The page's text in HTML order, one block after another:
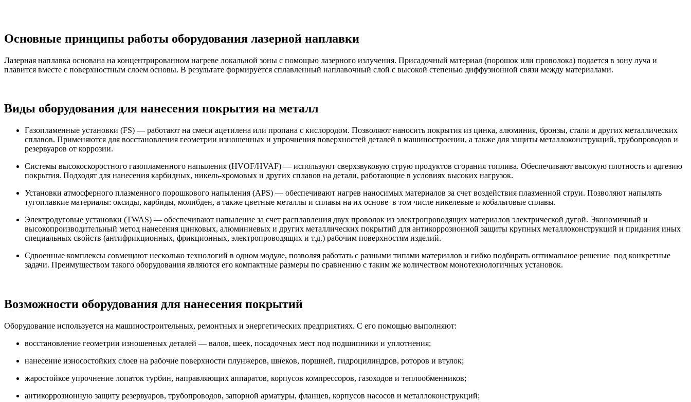
Основные принципы работы оборудования лазерной наплавки
Лазерная наплавка основана на концентрированном нагреве локальной зоны с помощью лазерного излучения. Присадочный материал (порошок или проволока) подается в зону луча и
плавится вместе с поверхностным слоем основы. В результате формируется сплавленный наплавочный слой с высокой степенью диффузионной связи между материалами.
Виды оборудования для нанесения покрытия на металл
Газопламенные установки (FS) — работают на смеси ацетилена или пропана с кислородом. Позволяют наносить покрытия из цинка, алюминия, бронзы, стали и других металлических
сплавов. Применяются для восстановления геометрии изношенных и упрочнения поверхностей деталей в машиностроении, а также для защиты металлоконструкций, трубопроводов и
резервуаров от коррозии.
Системы высокоскоростного газопламенного напыления (HVOF/HVAF) — используют сверхзвуковую струю продуктов сгорания топлива. Обеспечивают высокую плотность и адгезию
покрытия. Подходят для нанесения карбидных, никель-хромовых и других сплавов на детали, работающие в условиях высоких нагрузок.
Установки атмосферного плазменного порошкового напыления (APS) — обеспечивают нагрев наносимых материалов за счет воздействия плазменной струи. Позволяют напылять
тугоплавкие материалы: оксиды, карбиды, молибден, а также цветные металлы и сплавы на их основе в том числе никелевые и кобальтовые сплавы.
Электродуговые установки (TWAS) — обеспечивают напыление за счет расплавления двух проволок из электропроводящих материалов электрической дугой. Экономичный и
высокопроизводительный метод нанесения цинковых, алюминиевых и других металлических покрытий для антикоррозионной защиты крупных металлоконструкций и придания иных
специальных свойств (антифрикционных, фрикционных, электропроводящих и т.д.) рабочим поверхностям изделий.
Сдвоенные комплексы совмещают несколько технологий в одном модуле, позволяя работать с разными типами материалов и гибко подбирать оптимальное решение под конкретные
задачи. Преимуществом такого оборудования являются его компактные размеры по сравнению с таким же количеством монотехнологичных установок.
Возможности оборудования для нанесения покрытий
Оборудование используется на машиностроительных, ремонтных и энергетических предприятиях. С его помощью выполняют:
восстановление геометрии изношенных деталей — валов, шеек, посадочных мест под подшипники и уплотнения;
нанесение износостойких слоев на рабочие поверхности плунжеров, шнеков, поршней, гидроцилиндров, роторов и втулок;
жаростойкое упрочнение лопаток турбин, направляющих аппаратов, корпусов компрессоров, газоходов и теплообменников;
антикоррозионную защиту резервуаров, трубопроводов, запорной арматуры, фланцев, корпусов насосов и металлоконструкций;